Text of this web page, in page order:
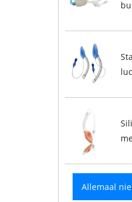
Allemaal